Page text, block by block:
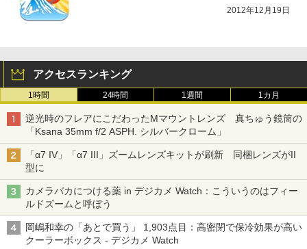
2012年12月19日
アクセスランキング
1時間 24時間 1週間 1カ月
逆光時のフレアにこだわったMマウントレンズ 真ちゅう鏡筒の
「Ksana 35mm f/2 ASPH. シルバークローム」
「α7 IV」「α7 III」ズームレンズキットが刷新 同梱レンズがII
型に
カメラバカにつける薬 in デジカメ Watch：こういうのはフィー
ルドズームと呼ぼう
岡嶋和幸の「あとで買う」 1,903点目：高密閉で保冷効果が高い
クーラーボックス - デジカメ Watch